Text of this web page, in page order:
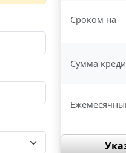
Сроком на
Сумма